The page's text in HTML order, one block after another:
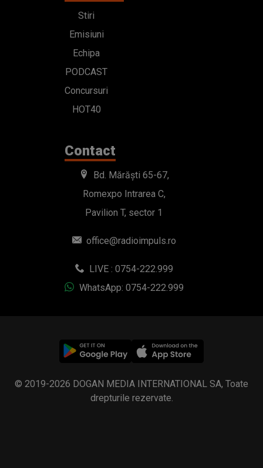
Stiri
Emisiuni
Echipa
PODCAST
Concursuri
HOT40
Contact
Bd. Mărăști 65-67,
Romexpo Intrarea C,
Pavilion T, sector 1
office@radioimpuls.ro
LIVE : 0754-222.999
WhatsApp: 0754-222.999
© 2019-2026 DOGAN MEDIA INTERNATIONAL SA, Toate
drepturile rezervate.